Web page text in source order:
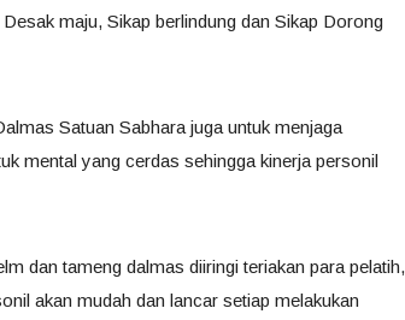
maju, Sikap berlindung dan Sikap Dorong
Satuan Sabhara juga untuk menjaga
mental yang cerdas sehingga kinerja personil
dan tameng dalmas diiringi teriakan para pelatih,
akan mudah dan lancar setiap melakukan